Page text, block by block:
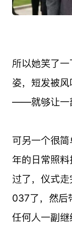
所以她笑了
姿，短发被
——就够让一
可另一个很
年的日常照
过了，仪式
037了，然
任何人一副继